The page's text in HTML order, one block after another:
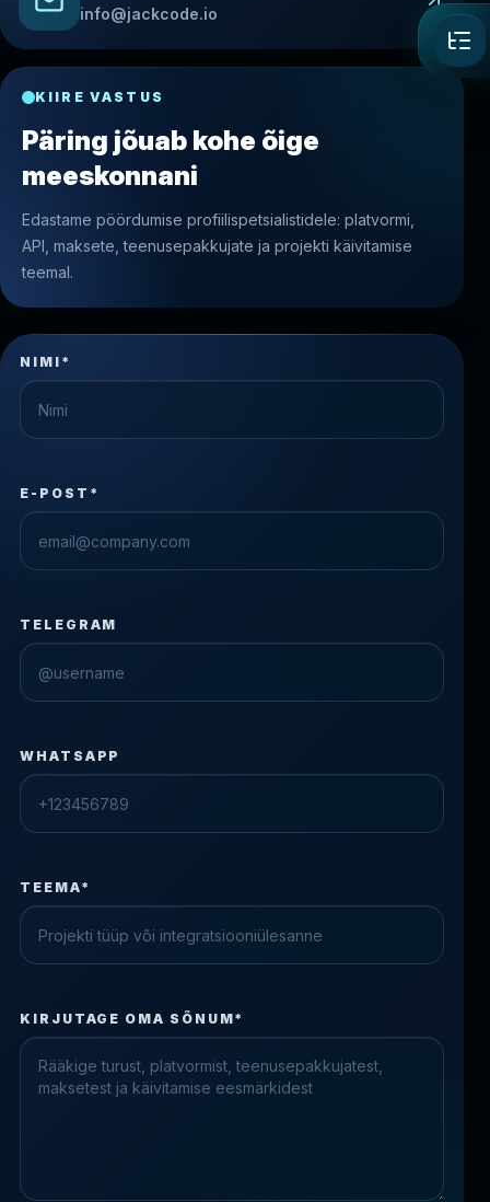
info@jackcode.io
KIIRE VASTUS
Päring jõuab kohe õige
meeskonnani
Edastame pöördumise profiilispetsialistidele: platvormi,
API, maksete, teenusepakkujate ja projekti käivitamise
teemal.
NIMI*
E-POST*
TELEGRAM
WHATSAPP
TEEMA*
Please fix the highlighted fields.
KIRJUTAGE OMA SÕNUM*